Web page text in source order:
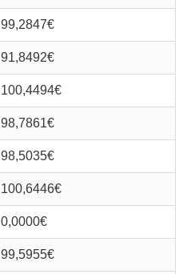
99,2847€
91,8492€
100,4494€
98,7861€
98,5035€
100,6446€
0,0000€
99,5955€